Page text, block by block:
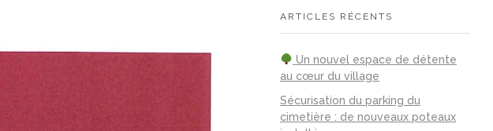
ARTICLES RÉCENTS
Un nouvel espace de détente
au cœur du village
Sécurisation du parking du
cimetière : de nouveaux poteaux